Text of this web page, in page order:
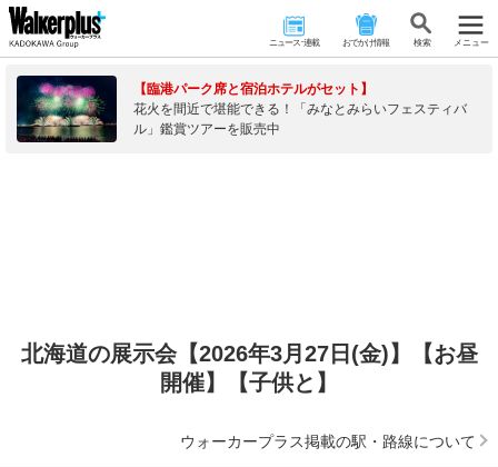
ニュース･連載 おでかけ情報 検 索 メニュー
【臨港パーク席と宿泊ホテルがセット】
花火を間近で堪能できる！「みなとみらいフェスティバ
ル」鑑賞ツアーを販売中
北海道の展示会【2026年3月27日(金)】【お昼
開催】【子供と】
ウォーカープラス掲載の駅・路線について